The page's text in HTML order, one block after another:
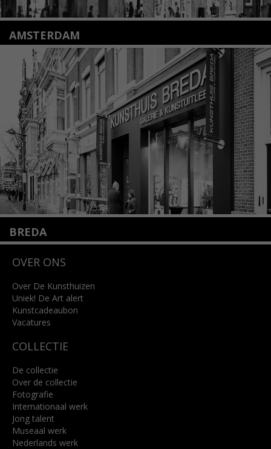
AMSTERDAM
Amstelveenseweg 135
1075 VX Amsterdam
+31 (0)20 2332546
info@kunsthuisamsterdam.nl
Lees meer
BREDA
4818 SB Breda
info@kunsthuisbreda.nl
Lees meer
OVER ONS
Over De Kunsthuizen
Uniek! De Art alert
Kunstcadeaubon
Vacatures
COLLECTIE
De collectie
Over de collectie
Fotografie
Internationaal werk
Jong talent
Museaal werk
Nederlands werk